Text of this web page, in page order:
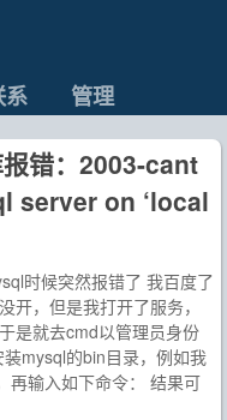
系 管理
错：2003-cant
server on ‘local
时候突然报错了 我百度了
开，但是我打开了服务，
是就去cmd以管理员身份
mysql的bin目录，例如我
再输入如下命令： 结果可